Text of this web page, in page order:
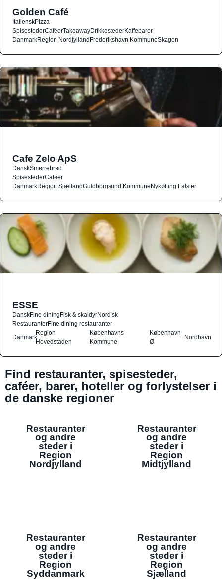
Golden Café
ItalienskPizza
SpisestederCaféerTakeawayDrikkestederKaffebarer
DanmarkRegion NordjyllandFrederikshavn KommuneSkagen
Cafe Zelo ApS
DanskSmørrebrød
SpisestederCaféer
DanmarkRegion SjællandGuldborgsund KommuneNykøbing Falster
ESSE
DanskFine diningFisk & skaldyrNordisk
RestauranterFine dining restauranter
Danmark
Region
Hovedstaden
Københavns
Kommune
København
Ø
Nordhavn
Find restauranter, spisesteder,
caféer, barer, hoteller og forlystelser i
de danske regioner
Restauranter
og andre
steder i
Region
Nordjylland
Restauranter
og andre
steder i
Region
Midtjylland
Restauranter
og andre
steder i
Region
Syddanmark
Restauranter
og andre
steder i
Region
Sjælland